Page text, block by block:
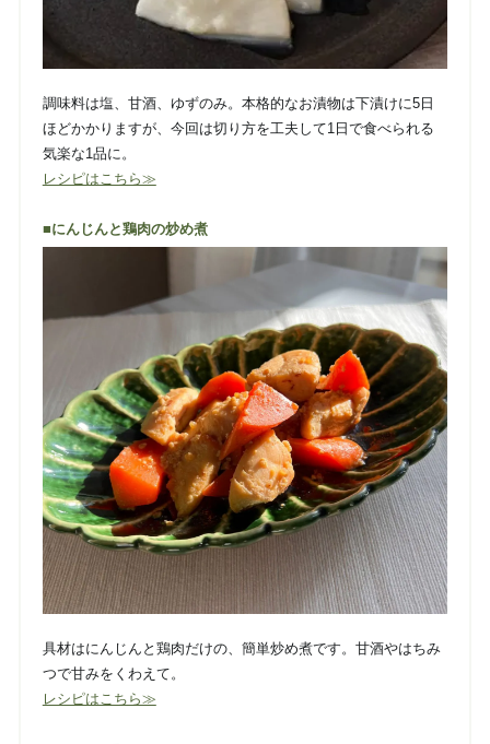
調味料は塩、甘酒、ゆずのみ。本格的なお漬物は下漬けに5日
ほどかかりますが、今回は切り方を工夫して1日で食べられる
気楽な1品に。
レシピはこちら≫
■にんじんと鶏肉の炒め煮
具材はにんじんと鶏肉だけの、簡単炒め煮です。甘酒やはちみ
つで甘みをくわえて。
レシピはこちら≫